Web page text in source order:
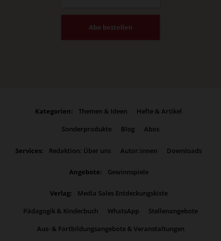
Abo bestellen
Kategorien: Themen & Ideen
Hefte & Artikel
Sonderprodukte
Blog Abos
Services: Redaktion: Über uns Autor:innen Downloads
Angebote: Gewinnspiele
Verlag:
Media Sales Entdeckungskiste
Pädagogik & Kinderbuch
WhatsApp
Stellenangebote
Aus- & Fortbildungsangebote & Veranstaltungen